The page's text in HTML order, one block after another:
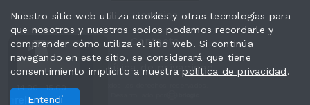
14:00 - 15:00
Music
Horarios
Contacto
Política de privacidad
Nuestro sitio web utiliza cookies y otras tecnologías para
que nosotros y nuestros socios podamos recordarle y
comprender cómo utiliza el sitio web. Si continúa
navegando en este sitio, se considerará que tiene
consentimiento implícito a nuestrapolítica de privacidad.
Entendí